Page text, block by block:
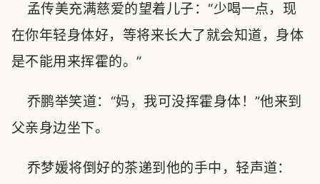
孟传美充满慈爱的望着儿子：“少喝一点，现
在你年轻身体好，等将来长大了就会知道，身体
是不能用来挥霍的。”
乔鹏举笑道：“妈，我可没挥霍身体！”他来到
父亲身边坐下。
乔梦媛将倒好的茶递到他的手中，轻声道：